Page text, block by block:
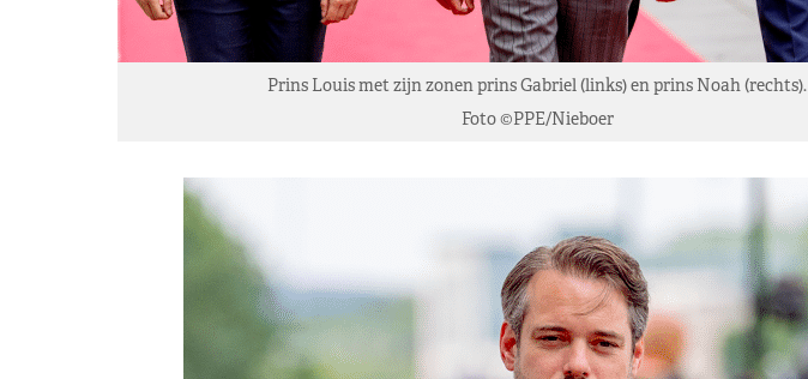
Prins Louis met zijn zonen prins Gabriel (links) en prins Noah (rechts).
Foto ©PPE/Nieboer